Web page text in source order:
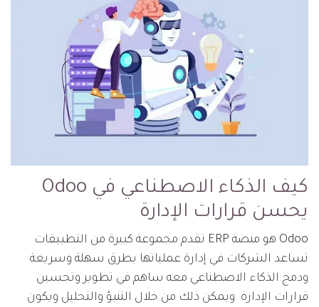
كيف الذكاء الاصطناعي في Odoo
يحسن قرارات الإدارة
Odoo هو منصة ERP تقدم مجموعة كبيرة من التطبيقات
تساعد الشركات في إدارة عملياتها بطرق سهلة وسريعة
ودمج الذكاء الاصطناعي معه ساهم في تطوير وتحسين
قرارات الإدارة ويمكن ذلك من خلال التنبؤ والتحليل ويكون